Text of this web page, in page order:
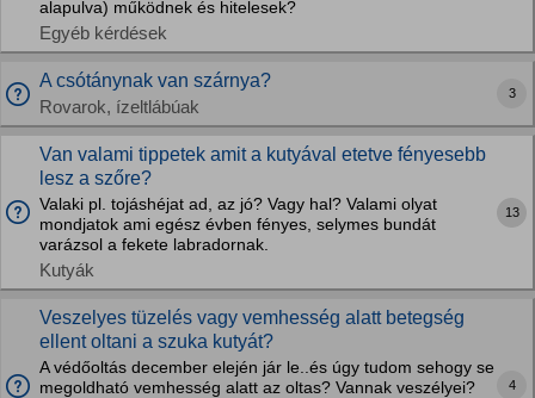
alapulva) működnek és hitelesek?
Egyéb kérdések
A csótánynak van szárnya?
Rovarok, ízeltlábúak
3
Van valami tippetek amit a kutyával etetve fényesebb
lesz a szőre?
Valaki pl. tojáshéjat ad, az jó? Vagy hal? Valami olyat
mondjatok ami egész évben fényes, selymes bundát
varázsol a fekete labradornak.
Kutyák
13
Veszelyes tüzelés vagy vemhesség alatt betegség
ellent oltani a szuka kutyát?
A védőoltás december elején jár le..és úgy tudom sehogy se
megoldható vemhesség alatt az oltas? Vannak veszélyei?
4